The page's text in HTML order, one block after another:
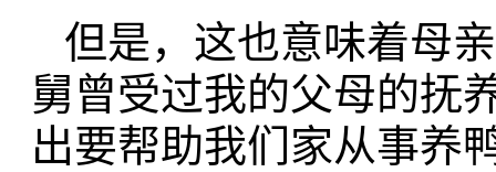
但是，这也意味着母
舅曾受过我的父母的抚
出要帮助我们家从事养